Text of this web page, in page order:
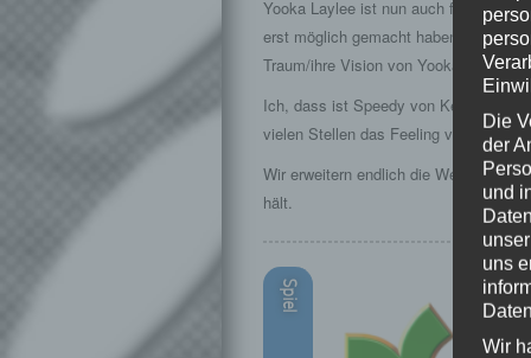
Yooka Laylee ist nun auch für die
erst möglich gemacht haben, dass
Traum/ihre Vision von Yooka Laylee
Ich, dass ist Speedy von
vielen Stellen das Feeling von Banjo
Wir erweitern endlich die Welt und
hält.
Spiel
Die
der
und
uns
Wir